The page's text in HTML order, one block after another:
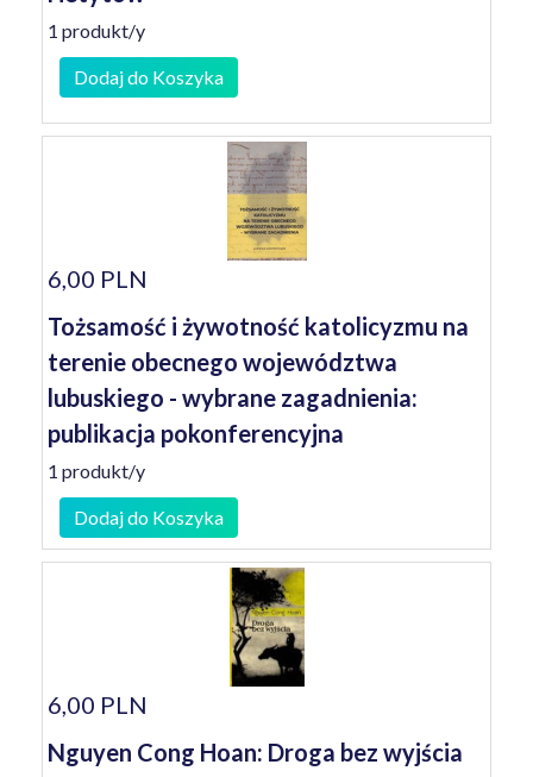
1 produkt/y
Dodaj do Koszyka
6,00 PLN
Tożsamość i żywotność katolicyzmu na
terenie obecnego województwa
lubuskiego - wybrane zagadnienia:
publikacja pokonferencyjna
1 produkt/y
Dodaj do Koszyka
6,00 PLN
Nguyen Cong Hoan: Droga bez wyjścia